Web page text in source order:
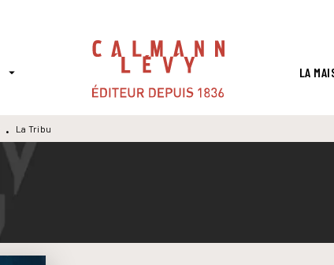
arrow_drop_down LA
• La Tribu